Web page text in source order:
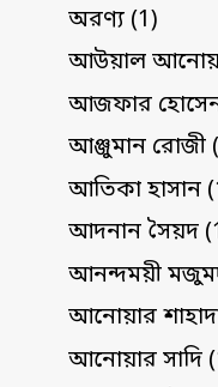
অরণ্য (1)
আউয়াল
আজফার
আঞ্জুমান রোজী
আতিকা হাসান
আদনান সৈয়দ
আনন্দময়ী
আনোয়ার
আনোয়ার সাদি